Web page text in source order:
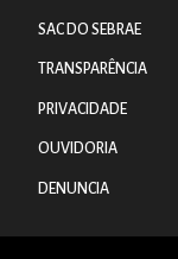
SAC DO SEBRAE
TRANSPARÊNCIA
PRIVACIDADE
OUVIDORIA
DENUNCIA